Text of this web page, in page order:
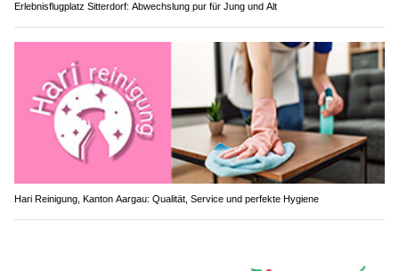
Erlebnisflugplatz Sitterdorf: Abwechslung pur für Jung und Alt
Hari Reinigung, Kanton Aargau: Qualität, Service und perfekte Hygiene